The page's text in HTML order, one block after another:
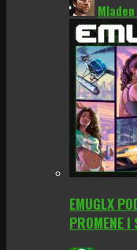
EMUGLX
PROMENE I